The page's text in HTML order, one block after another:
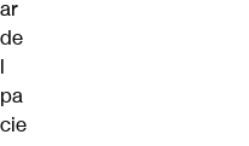
ar
de
l
pa
cie